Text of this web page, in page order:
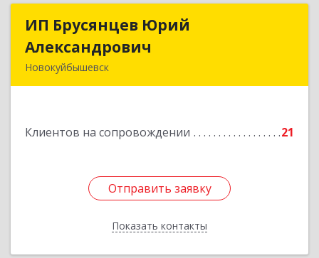
ИП Брусянцев Юрий
Александрович
Новокуйбышевск
Клиентов на сопровождении 21
Отправить заявку
Показать контакты
ИП Брусянцев Юрий
Подробнее
Отправить заявку
Назад